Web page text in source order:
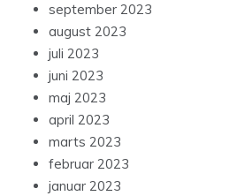
september 2023
august 2023
juli 2023
juni 2023
maj 2023
april 2023
marts 2023
februar 2023
januar 2023